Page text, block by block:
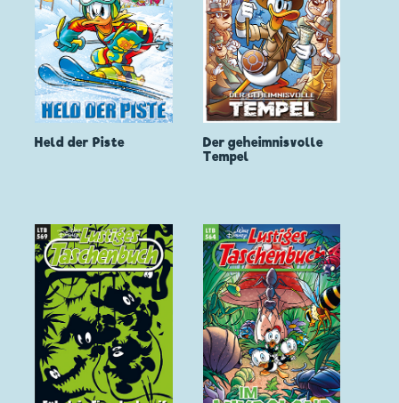
Held der Piste
Der geheimnisvolle
Tempel